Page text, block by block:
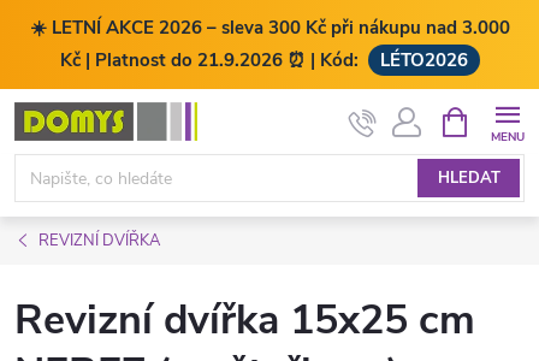
☀️ LETNÍ AKCE 2026 – sleva 300 Kč při nákupu nad 3.000
Kč | Platnost do 21.9.2026 ⏰ | Kód:
LÉTO2026
Přejít
obsah
HLEDAT
NÁKUPNÍ
KOŠÍK
REVIZNÍ DVÍŘKA
Revizní dvířka 15x25 cm